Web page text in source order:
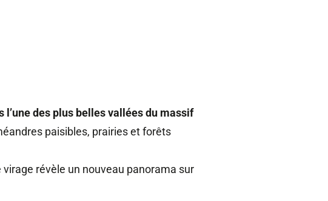
des plus belles vallées du massif
paisibles, prairies et forêts
révèle un nouveau panorama sur